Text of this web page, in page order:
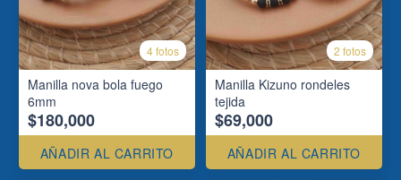
4 fotos
Manilla nova bola fuego
6mm
$180,000
AÑADIR AL CARRITO
2 fotos
Manilla Kizuno rondeles
tejida
$69,000
AÑADIR AL CARRITO